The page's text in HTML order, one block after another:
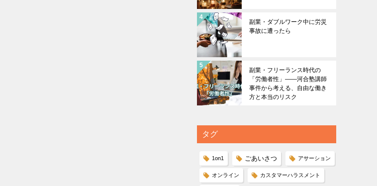
副業・ダブルワーク中に労災
事故に遭ったら
副業・フリーランス時代の
「労働者性」――河合塾講師
事件から考える、自由な働き
方と本当のリスク
タグ
1on1 ごあいさつ アサーション
オンライン カスタマーハラスメント